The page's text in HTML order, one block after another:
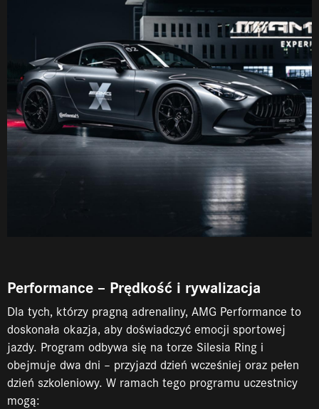
Performance – Prędkość i rywalizacja
Dla tych, którzy pragną adrenaliny, AMG Performance to
doskonała okazja, aby doświadczyć emocji sportowej
jazdy. Program odbywa się na torze Silesia Ring i
obejmuje dwa dni – przyjazd dzień wcześniej oraz pełen
dzień szkoleniowy. W ramach tego programu uczestnicy
mogą: